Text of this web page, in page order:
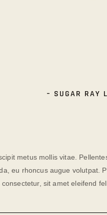
– SUGAR RAY
metus mollis vitae.
eu rhoncus augue volutpat.
sit amet eleifend